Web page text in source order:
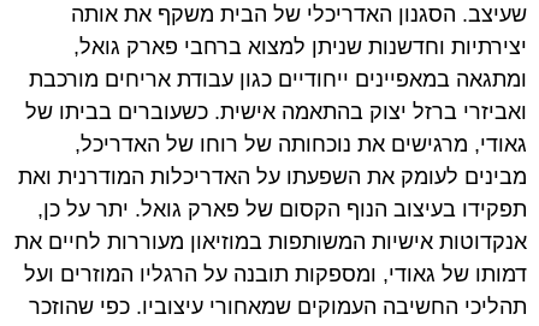
שעיצב. הסגנון האדריכלי של הבית משקף את אותה
יצירתיות וחדשנות שניתן למצוא ברחבי פארק גואל,
ומתגאה במאפיינים ייחודיים כגון עבודת אריחים מורכבת
ואביזרי ברזל יצוק בהתאמה אישית. כשעוברים בביתו של
גאודי, מרגישים את נוכחותה של רוחו של האדריכל,
מבינים לעומק את השפעתו על האדריכלות המודרנית ואת
תפקידו בעיצוב הנוף הקסום של פארק גואל. יתר על כן,
אנקדוטות אישיות המשותפות במוזיאון מעוררות לחיים את
דמותו של גאודי, ומספקות תובנה על הרגליו המוזרים ועל
תהליכי החשיבה העמוקים שמאחורי עיצוביו. כפי שהוזכר